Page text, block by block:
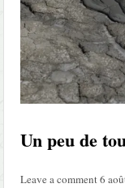
Un peu de
Leave a comment6